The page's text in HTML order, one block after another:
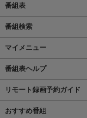
番組表
番組検索
マイメニュー
番組表ヘルプ
リモート録画予約ガイド
おすすめ番組